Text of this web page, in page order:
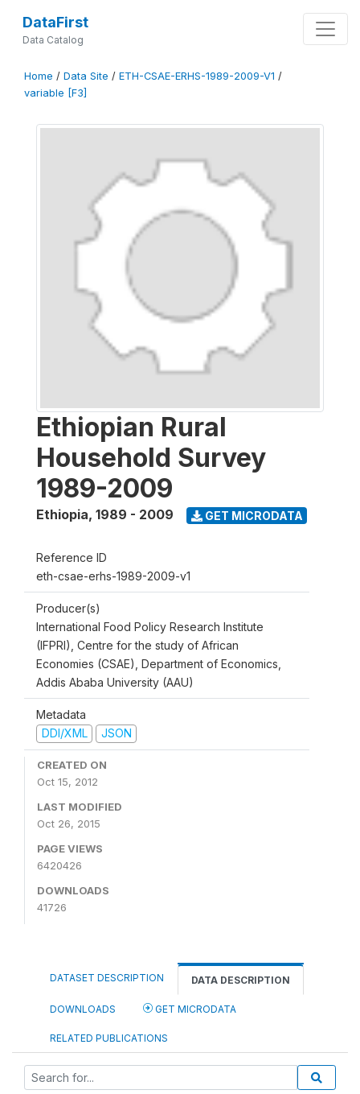
DataFirst
Data Catalog
Home / Data Site / ETH-CSAE-ERHS-1989-2009-V1 /
variable [F3]
Ethiopian Rural
Household Survey
1989-2009
Ethiopia, 1989 - 2009 GET MICRODATA
Reference ID
eth-csae-erhs-1989-2009-v1
Producer(s)
International Food Policy Research Institute
(IFPRI), Centre for the study of African
Economies (CSAE), Department of Economics,
Addis Ababa University (AAU)
Metadata
DDI/XML
JSON
CREATED ON
Oct 15, 2012
LAST MODIFIED
Oct 26, 2015
PAGE VIEWS
6420426
DOWNLOADS
41726
DATASET DESCRIPTION DATA DESCRIPTION
DOWNLOADS GET MICRODATA
RELATED PUBLICATIONS